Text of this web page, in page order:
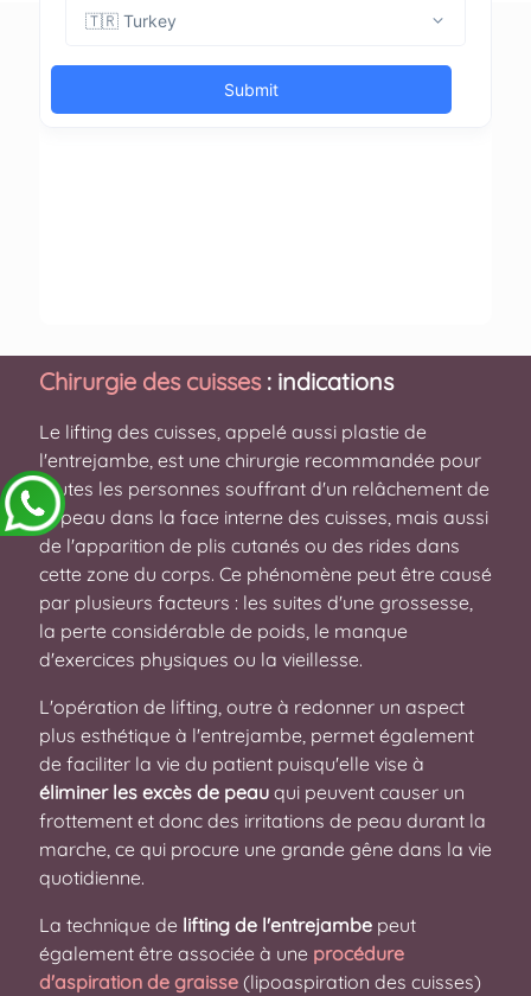
Chirurgie des cuisses: indications
Le lifting des cuisses, appelé aussi plastie de
l'entrejambe, est une chirurgie recommandée pour
toutes les personnes souffrant d'un relâchement de
la peau dans la face interne des cuisses, mais aussi
de l'apparition de plis cutanés ou des rides dans
cette zone du corps. Ce phénomène peut être causé
par plusieurs facteurs : les suites d'une grossesse,
la perte considérable de poids, le manque
d'exercices physiques ou la vieillesse.
L'opération de lifting, outre à redonner un aspect
plus esthétique à l'entrejambe, permet également
de faciliter la vie du patient puisqu'elle vise à
éliminer les excès de peau qui peuvent causer un
frottement et donc des irritations de peau durant la
marche, ce qui procure une grande gêne dans la vie
quotidienne.
La technique de lifting de l'entrejambe peut
également être associée à une procédure
d'aspiration de graisse (lipoaspiration des cuisses)